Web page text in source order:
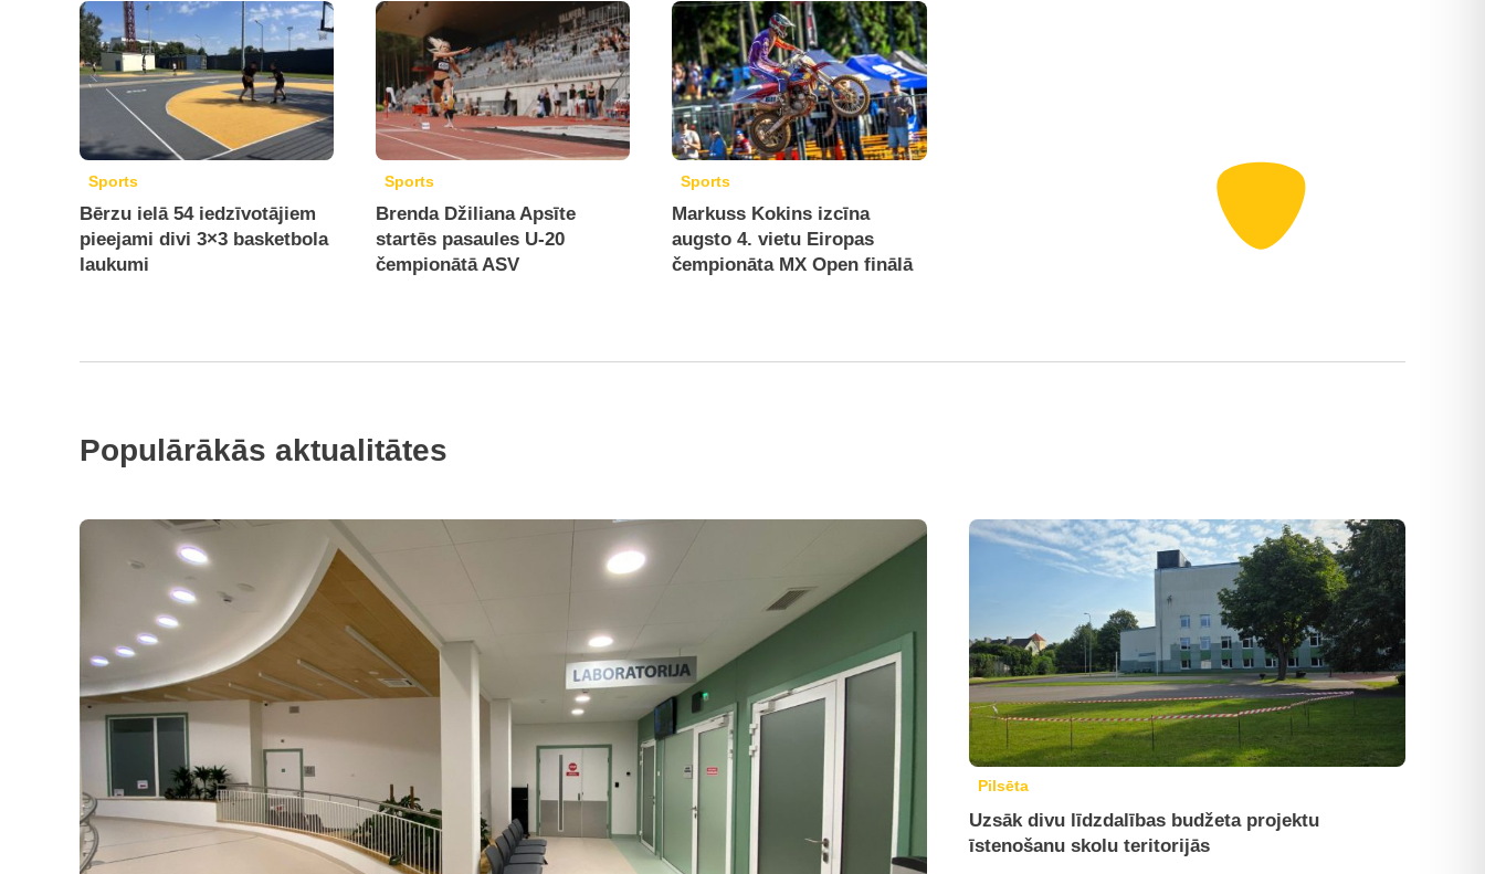
Sports
Bērzu ielā 54 iedzīvotājiem
pieejami divi 3×3 basketbola
laukumi
Sports
Brenda Džiliana Apsīte
startēs pasaules U-20
čempionātā ASV
Sports
Markuss Kokins izcīna
augsto 4. vietu Eiropas
čempionāta MX Open finālā
Populārākās aktualitātes
Pilsēta
Uzsāk divu līdzdalības budžeta projektu
īstenošanu skolu teritorijās